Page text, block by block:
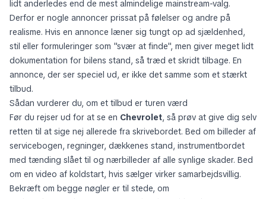
bare have billig transport, mens andre vil have en bil, der føles
lidt anderledes end de mest almindelige mainstream-valg.
Derfor er nogle annoncer prissat på følelser og andre på
realisme. Hvis en annonce læner sig tungt op ad sjældenhed,
stil eller formuleringer som "svær at finde", men giver meget lidt
dokumentation for bilens stand, så træd et skridt tilbage. En
annonce, der ser speciel ud, er ikke det samme som et stærkt
tilbud.
Sådan vurderer du, om et tilbud er turen værd
Før du rejser ud for at se en Chevrolet, så prøv at give dig selv
retten til at sige nej allerede fra skrivebordet. Bed om billeder af
servicebogen, regninger, dækkenes stand, instrumentbordet
med tænding slået til og nærbilleder af alle synlige skader. Bed
om en video af koldstart, hvis sælger virker samarbejdsvillig.